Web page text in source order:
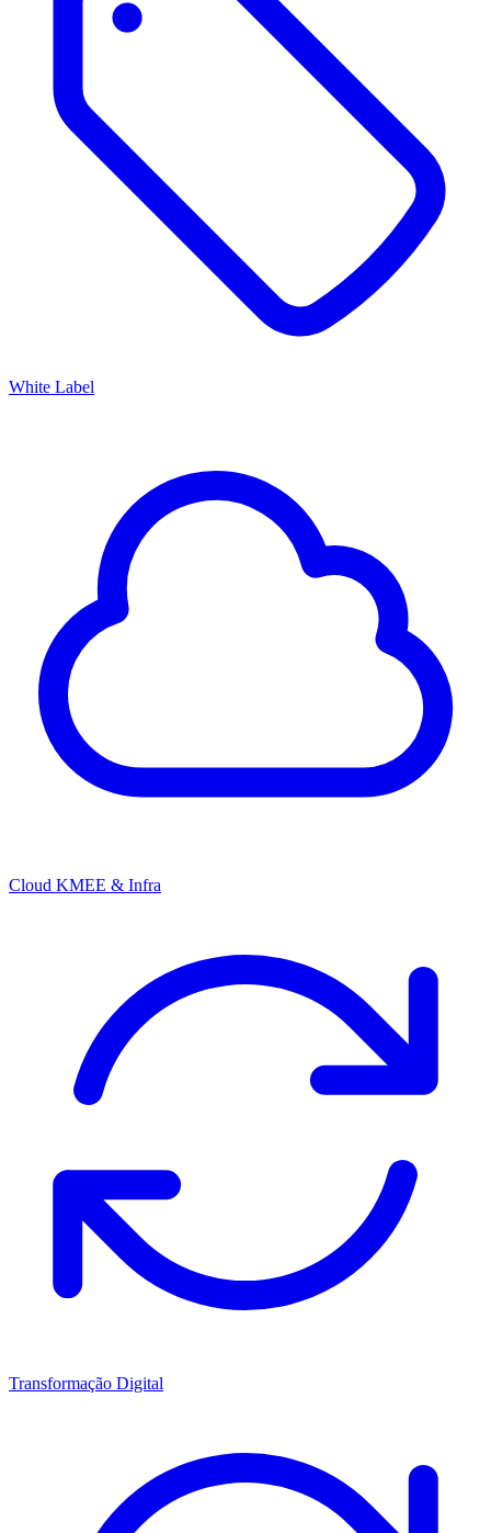
White Label
Cloud KMEE & Infra
Transformação Digital